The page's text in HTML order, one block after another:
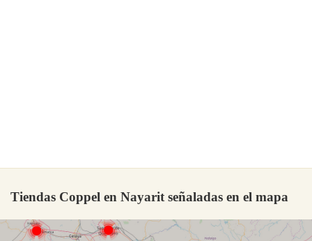
Tiendas Coppel en Nayarit señaladas en el mapa